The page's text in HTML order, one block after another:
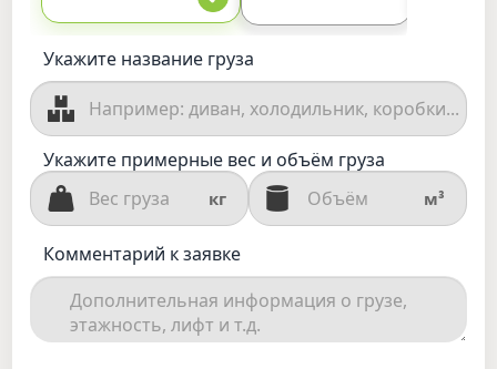
Укажите название груза
Укажите примерные вес и объём груза
кг м³
Комментарий к заявке